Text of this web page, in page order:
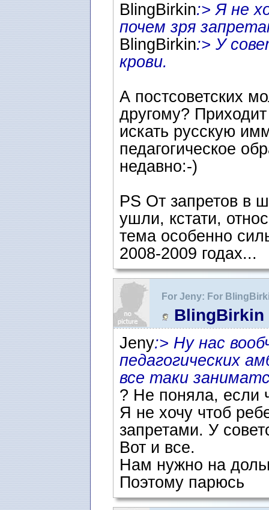
BlingBirkin:> Я не
почем зря
BlingBirkin:> У
крови.
А постсоветских
другому?
искать русскую
педагогическое
недавно:-)
PS От запретов в
ушли, кстати,
тема особенно
2008-2009 годах...
For Jeny: For
BlingBirkin
Jeny:> Ну нас
педагогических
все таки
? Не поняла, если
Я не хочу чтоб
запретами. У
Вот и все.
Нам нужно на
Поэтому парюсь